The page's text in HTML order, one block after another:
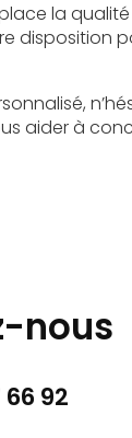
place la
disposition
aider à
nous
66 92